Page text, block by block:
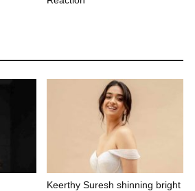
Keerthy Suresh shinning bright